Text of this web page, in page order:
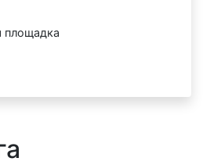
площадка